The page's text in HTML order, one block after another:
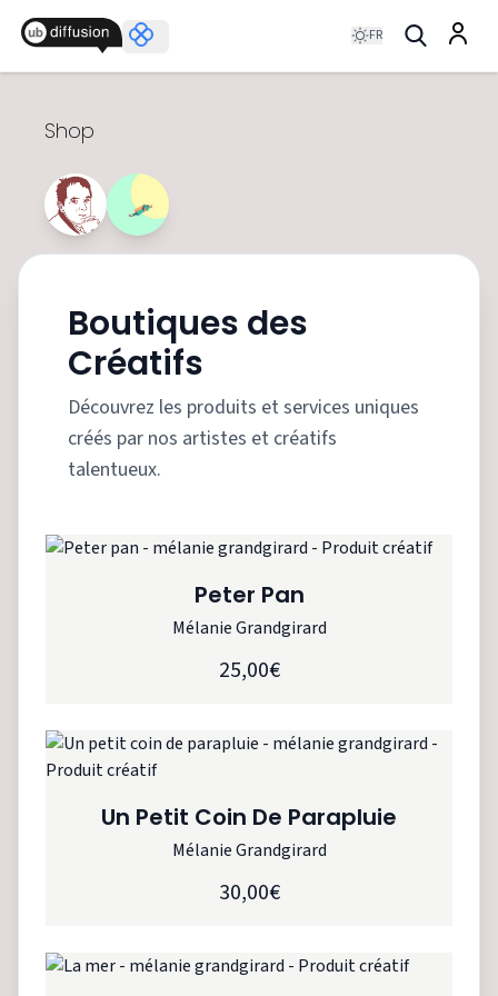
FR
Shop
Boutiques des
Créatifs
Découvrez les produits et services uniques
créés par nos artistes et créatifs
talentueux.
Peter Pan
Mélanie Grandgirard
25,00€
Un Petit Coin De Parapluie
Mélanie Grandgirard
30,00€